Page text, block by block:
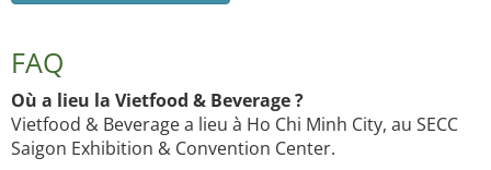
FAQ
Où a lieu la Vietfood & Beverage ?
Vietfood & Beverage a lieu à Ho Chi Minh City, au SECC
Saigon Exhibition & Convention Center.